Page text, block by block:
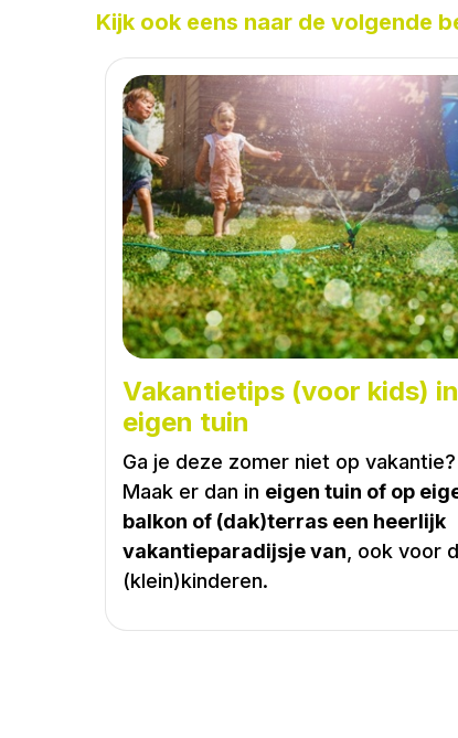
Kijk ook eens naar de volgende
Vakantietips (voor kids) in
eigen tuin
Ga je deze zomer niet op vakantie?
Maak er dan in eigen tuin of op
balkon of (dak)terras een heerlijk
vakantieparadijsje van, ook voor
(klein)kinderen.